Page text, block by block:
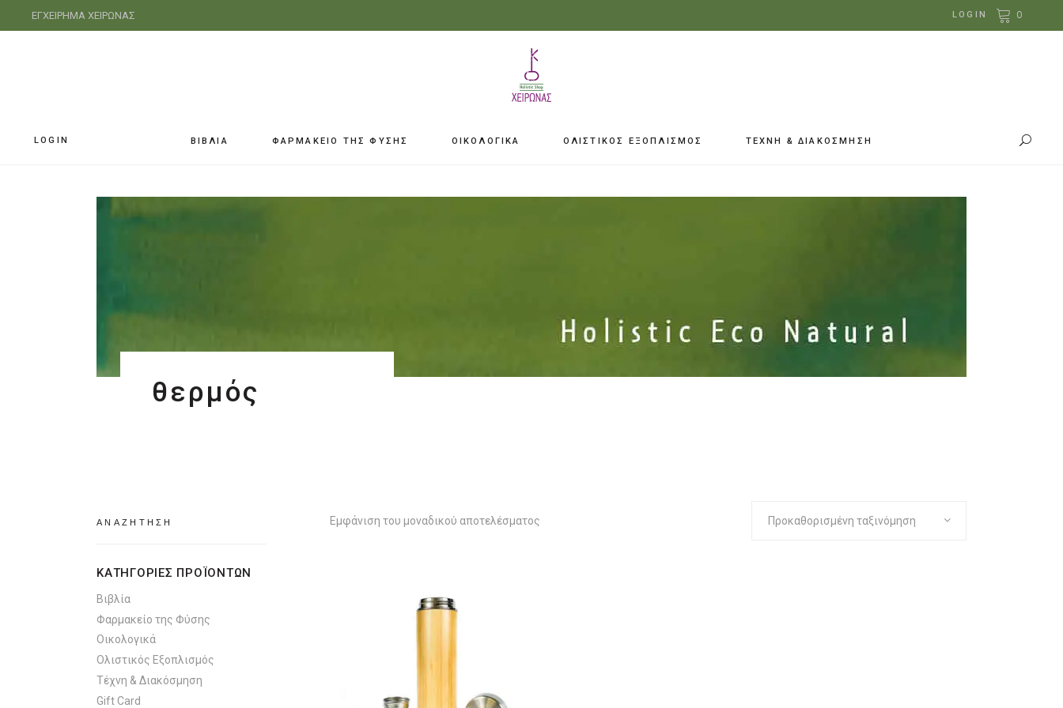
ΕΓΧΕΙΡΗΜΑ ΧΕΙΡΩΝΑΣ LOGIN 0
LOGIN ΒΙΒΛΙΑ ΦΑΡΜΑΚΕΙΟ ΤΗΣ ΦΥΣΗΣ ΟΙΚΟΛΟΓΙΚΑ ΟΛΙΣΤΙΚΟΣ ΕΞΟΠΛΙΣΜΟΣ ΤΕΧΝΗ & ΔΙΑΚΟΣΜΗΣΗ
θερμός
Εμφάνιση του μοναδικού αποτελέσματος Προκαθορισμένη ταξινόμηση
προϊόν
for:
ΚΑΤΗΓΟΡΙΕΣ ΠΡΟΪΟΝΤΩΝ
Βιβλία
Φαρμακείο της Φύσης
Οικολογικά
Ολιστικός Εξοπλισμός
Τέχνη & Διακόσμηση
Gift Card